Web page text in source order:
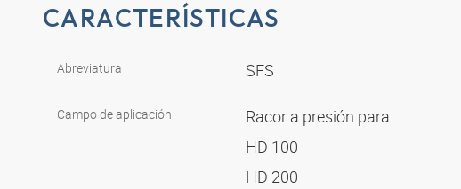
CARACTERÍSTICAS
Abreviatura SFS
Campo de aplicación
Racor a presión para
HD 100
HD 200